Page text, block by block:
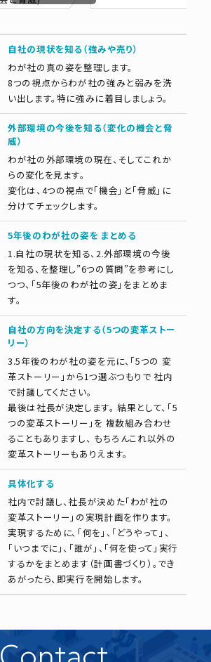
自社の現状を知る（強みや売り）
わが社の真の姿を整理します。
8つの視点からわが社の強みと弱みを洗
い出します。特に強みに着目しましょう。
外部環境の今後を知る（変化の機会と脅
威）
わが社の外部環境の現在、そしてこれか
らの変化を見ます。
変化は、4つの視点で「機会」と「脅威」に
分けてチェックします。
5年後のわが社の姿を まとめる
1.自社の現状を知る、2.外部環境の今後
を知る、を整理し”6つの質問”を参考にし
つつ、「5年後のわが社の姿」をまとめま
す。
自社の方向を決定する（5つの変革ストー
リー）
3.5年後のわが社の姿を元に、「5つの 変
革ストーリー」から1つ選ぶつもりで 社内
で討議してください。
最後は社長が決定します。 結果として、「5
つの変革ストーリー」を 複数組み合わせ
ることもありますし、 もちろんこれ以外の
変革ストーリーもありえます。
具体化する
社内で討議し、社長が決めた「わが社の
変革ストーリー」の実現計画を作ります。
実現するために、「何を」、「どうやって」、
「いつまでに」、「誰が」、「何を使って」実行
するかをまとめます（計画書づくり）。でき
あがったら、即実行を開始します。